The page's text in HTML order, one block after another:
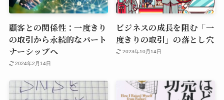
顧客との関係性：一度きり
の取引から永続的なパート
ナーシップへ
2024年2月14日
ビジネスの成長を阻む「一
度きりの取引」の落とし穴
2023年10月14日